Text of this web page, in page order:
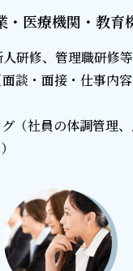
・医療機関・教育
研修、管理職研修等
談・面接・仕事内
（社員の体調管理